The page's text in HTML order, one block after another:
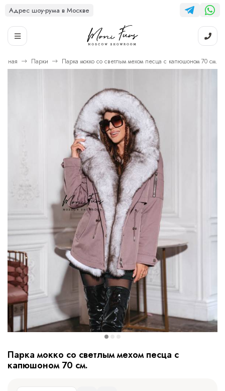
Адрес шоу-рума в Москве
Парки Парка мокко со светлым мехом песца с капюшоном 70 см.
Парка мокко со светлым мехом песца с
капюшоном 70 см.